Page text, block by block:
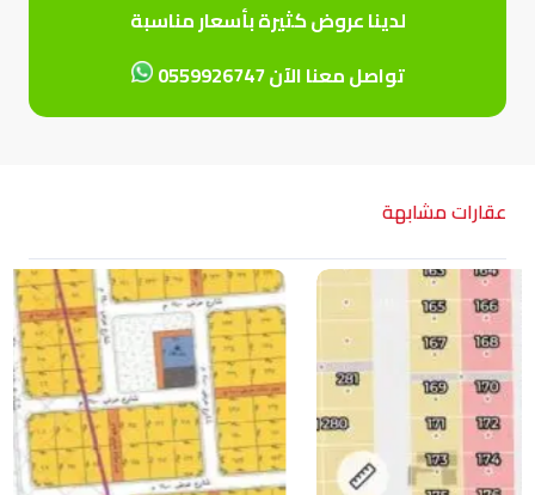
لدينا عروض كثيرة بأسعار مناسبة
تواصل معنا الآن 0559926747
عقارات مشابهة